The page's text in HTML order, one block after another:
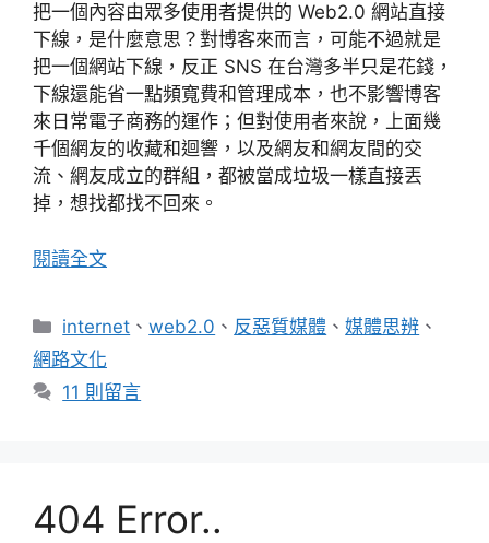
把一個內容由眾多使用者提供的 Web2.0 網站直接
下線，是什麼意思？對博客來而言，可能不過就是
把一個網站下線，反正 SNS 在台灣多半只是花錢，
下線還能省一點頻寬費和管理成本，也不影響博客
來日常電子商務的運作；但對使用者來說，上面幾
千個網友的收藏和迴響，以及網友和網友間的交
流、網友成立的群組，都被當成垃圾一樣直接丟
掉，想找都找不回來。
閱讀全文
分
類
internet 、web2.0 、 反惡質媒體 、媒體思辨 、
網路文化
11 則留言
404 Error..